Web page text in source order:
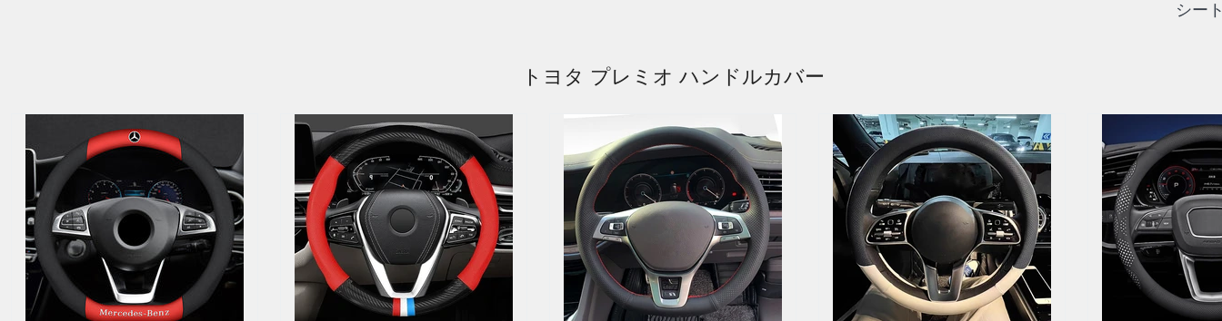
シー
トヨタ プレミオ ハンドルカバー